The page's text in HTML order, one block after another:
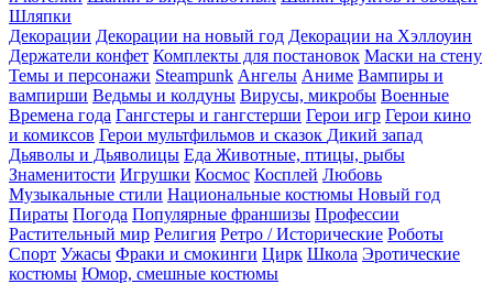
Шляпки
Декорации Декорации на новый год Декорации на Хэллоуин
Держатели конфет Комплекты для постановок Маски на стену
Темы и персонажи Steampunk Ангелы Аниме Вампиры и
вампирши Ведьмы и колдуны Вирусы, микробы Военные
Времена года Гангстеры и гангстерши Герои игр Герои кино
и комиксов Герои мультфильмов и сказок Дикий запад
Дьяволы и Дьяволицы Еда Животные, птицы, рыбы
Знаменитости Игрушки Космос Косплей Любовь
Музыкальные стили Национальные костюмы Новый год
Пираты Погода Популярные франшизы Профессии
Растительный мир Религия Ретро / Исторические Роботы
Спорт Ужасы Фраки и смокинги Цирк Школа Эротические
костюмы Юмор, смешные костюмы